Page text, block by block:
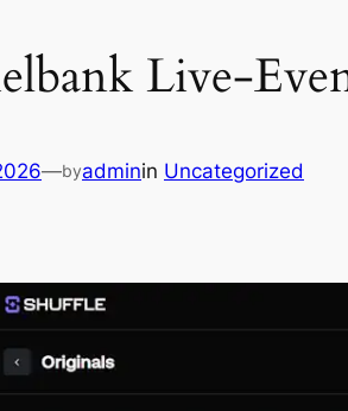
Live-
—byadminin Uncategorized